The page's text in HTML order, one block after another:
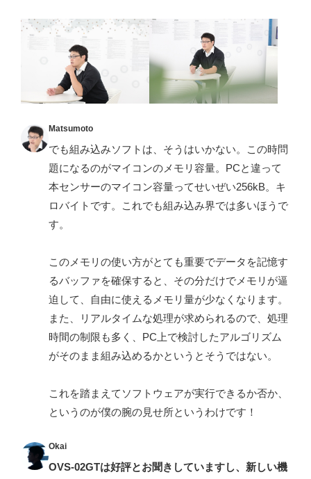
Matsumoto
でも組み込みソフトは、そうはいかない。この時問
題になるのがマイコンのメモリ容量。PCと違って
本センサーのマイコン容量ってせいぜい256kB。キ
ロバイトです。これでも組み込み界では多いほうで
す。
このメモリの使い方がとても重要でデータを記憶す
るバッファを確保すると、その分だけでメモリが逼
迫して、自由に使えるメモリ量が少なくなります。
また、リアルタイムな処理が求められるので、処理
時間の制限も多く、PC上で検討したアルゴリズム
がそのまま組み込めるかというとそうではない。
これを踏まえてソフトウェアが実行できるか否か、
というのが僕の腕の見せ所というわけです！
Okai
OVS-02GTは好評とお聞きしていますし、新しい機